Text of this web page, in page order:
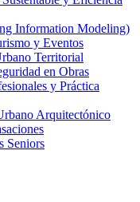
Information Modeling)
y Eventos
Territorial
en Obras
y Práctica
Arquitectónico
Seniors